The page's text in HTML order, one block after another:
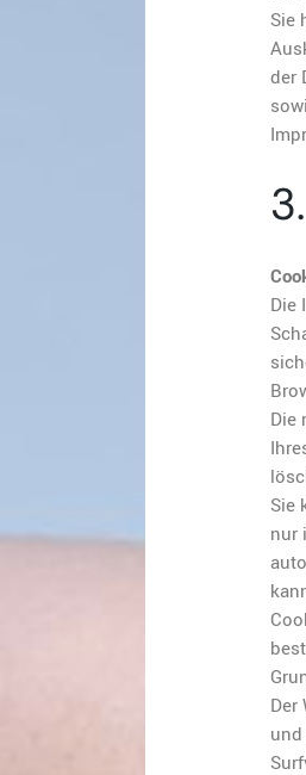
Sie
der
Die
Die
Sie
nur
Der